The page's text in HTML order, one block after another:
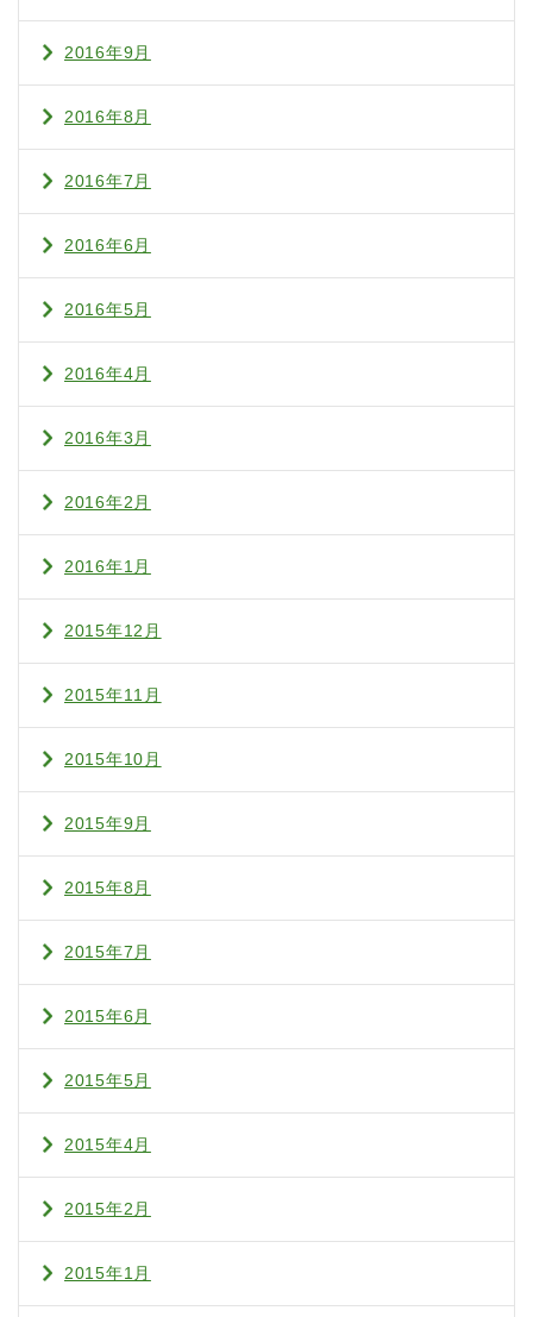
2016年9月
2016年8月
2016年7月
2016年6月
2016年5月
2016年4月
2016年3月
2016年2月
2016年1月
2015年12月
2015年11月
2015年10月
2015年9月
2015年8月
2015年7月
2015年6月
2015年5月
2015年4月
2015年2月
2015年1月